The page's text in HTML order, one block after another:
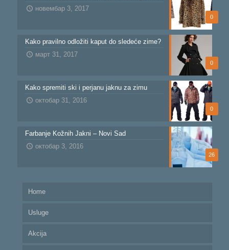
0
новембар 3, 2017
0
Kako pravilno odložiti kaput do sledeće zime?
март 31, 2017
0
Kako spremiti ski i perjanu jaknu za zimu
октобар 31, 2016
26
Farbanje Kožnih Jakni – Novi Sad
октобар 3, 2016
Home
Usluge
Akcija